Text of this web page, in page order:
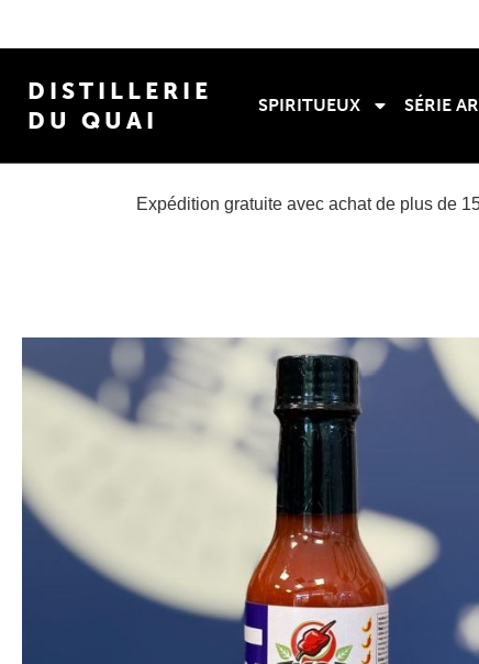
DISTILLERIE
DU QUAI
SPIRITUEUX SÉRIE
Expédition gratuite avec achat de plus de